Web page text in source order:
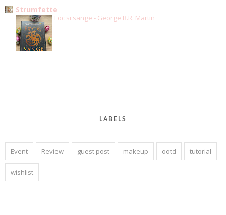
Strumfette
Foc si sange - George R.R. Martin
LABELS
Event Review guest post makeup ootd tutorial
wishlist